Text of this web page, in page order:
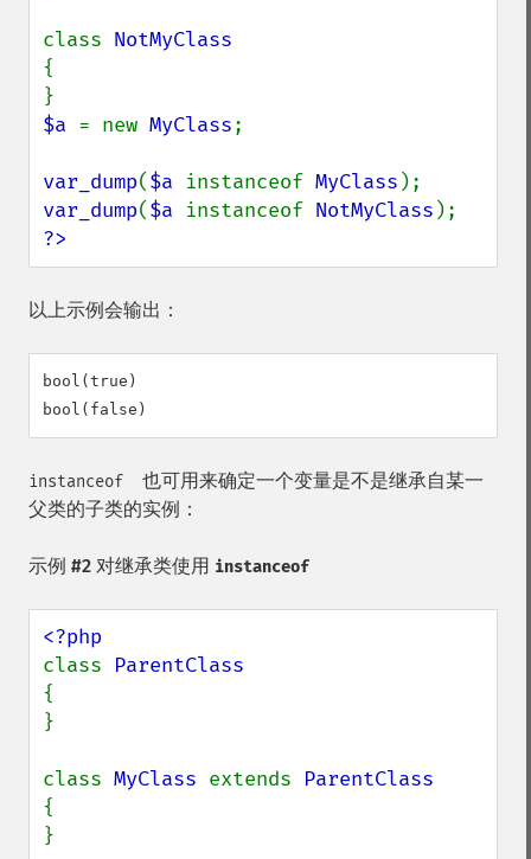
class
{
$a = new MyClass;
var_dump($a instanceof MyClass
var_dump($a instanceof NotMyClass
?>
以上示例会输出：
bool(true)
instanceof 也可用来确定一个变量是不是继承自某一
父类的子类的实例：
示例 #2 对继承类使用 instanceof
class
{
}
class MyClass extends
{
}